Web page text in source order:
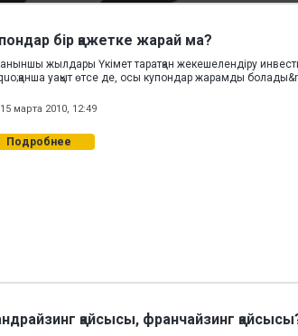
бір қажетке жарай ма?
жылдары Үкімет таратқан жекешелендіру
уақыт өтсе де, осы купондар жарамды
15 марта 2010, 12:49
Подробнее
қайсысы, франчайзинг